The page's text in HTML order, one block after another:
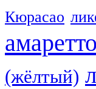
Кюрасао
амаретто
(жёлтый)